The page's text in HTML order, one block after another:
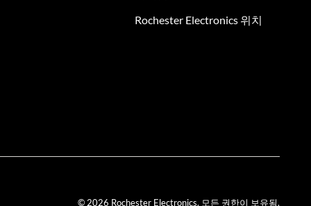
Rochester Electronics 위치
© 2026 Rochester Electronics. 모든 권한이 보유됨.